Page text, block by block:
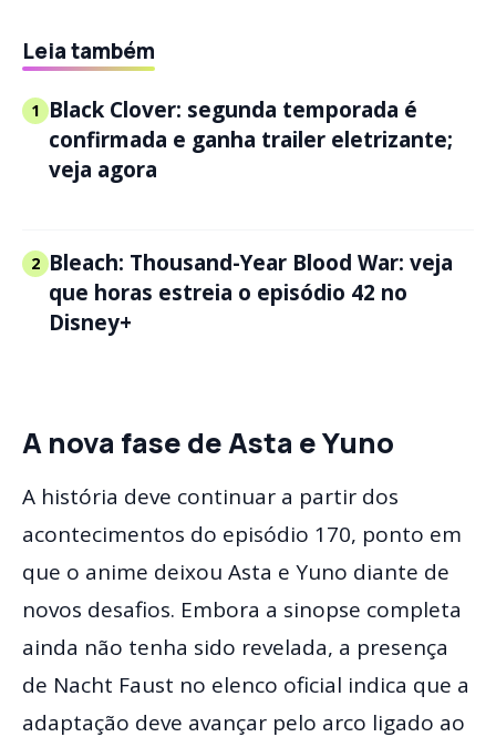
Leia também
1 Black Clover: segunda temporada é
confirmada e ganha trailer eletrizante;
veja agora
2 Bleach: Thousand-Year Blood War: veja
que horas estreia o episódio 42 no
Disney+
A nova fase de Asta e Yuno
A história deve continuar a partir dos
acontecimentos do episódio 170, ponto em
que o anime deixou Asta e Yuno diante de
novos desafios. Embora a sinopse completa
ainda não tenha sido revelada, a presença
de Nacht Faust no elenco oficial indica que a
adaptação deve avançar pelo arco ligado ao